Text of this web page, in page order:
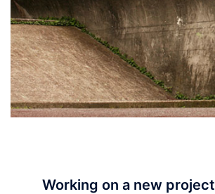
Working on a new project